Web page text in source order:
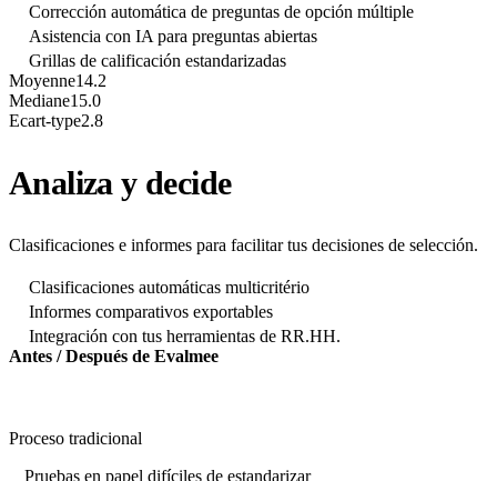
Corrección automática de preguntas de opción múltiple
Asistencia con IA para preguntas abiertas
Grillas de calificación estandarizadas
Moyenne14.2
Mediane15.0
Ecart-type2.8
Analiza y decide
Clasificaciones e informes para facilitar tus decisiones de selección.
Clasificaciones automáticas multicritério
Informes comparativos exportables
Integración con tus herramientas de RR.HH.
Antes / Después de Evalmee
Proceso tradicional
Pruebas en papel difíciles de estandarizar